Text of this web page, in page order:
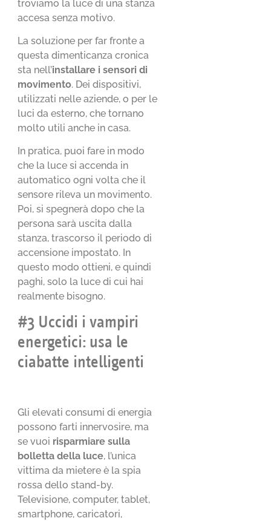
troviamo la luce di una stanza
accesa senza motivo.
La soluzione per far fronte a
questa dimenticanza cronica
sta nell’installare i sensori di
movimento. Dei dispositivi,
utilizzati nelle aziende, o per le
luci da esterno, che tornano
molto utili anche in casa.
In pratica, puoi fare in modo
che la luce si accenda in
automatico ogni volta che il
sensore rileva un movimento.
Poi, si spegnerà dopo che la
persona sarà uscita dalla
stanza, trascorso il periodo di
accensione impostato. In
questo modo ottieni, e quindi
paghi, solo la luce di cui hai
realmente bisogno.
#3 Uccidi i vampiri
energetici: usa le
ciabatte intelligenti
Gli elevati consumi di energia
possono farti innervosire, ma
se vuoi risparmiare sulla
bolletta della luce, l’unica
vittima da mietere è la spia
rossa dello stand-by.
Televisione, computer, tablet,
smartphone, caricatori,